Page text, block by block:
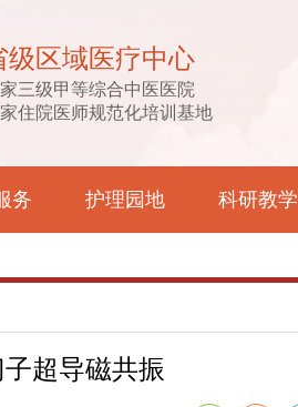
级区域医疗中心
三级甲等综合中医医院
住院医师规范化培训基地
务 护理园地 科研教学
超导磁共振